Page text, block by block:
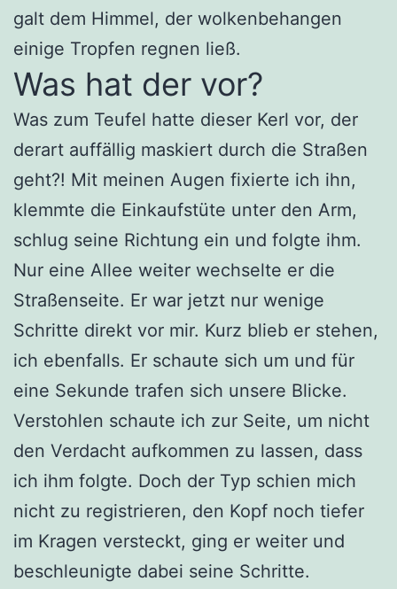
galt dem Himmel, der wolkenbehangen
einige Tropfen regnen ließ.
Was hat der vor?
Was zum Teufel hatte dieser Kerl vor, der
derart auffällig maskiert durch die Straßen
geht?! Mit meinen Augen fixierte ich ihn,
klemmte die Einkaufstüte unter den Arm,
schlug seine Richtung ein und folgte ihm.
Nur eine Allee weiter wechselte er die
Straßenseite. Er war jetzt nur wenige
Schritte direkt vor mir. Kurz blieb er stehen,
ich ebenfalls. Er schaute sich um und für
eine Sekunde trafen sich unsere Blicke.
Verstohlen schaute ich zur Seite, um nicht
den Verdacht aufkommen zu lassen, dass
ich ihm folgte. Doch der Typ schien mich
nicht zu registrieren, den Kopf noch tiefer
im Kragen versteckt, ging er weiter und
beschleunigte dabei seine Schritte.